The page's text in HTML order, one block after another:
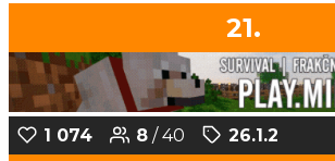
21.
1 074 8 / 40
26.1.2